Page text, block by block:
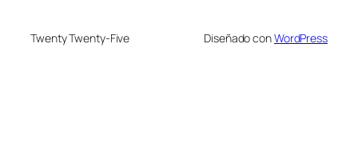
Twenty Twenty-Five Diseñado conWordPress